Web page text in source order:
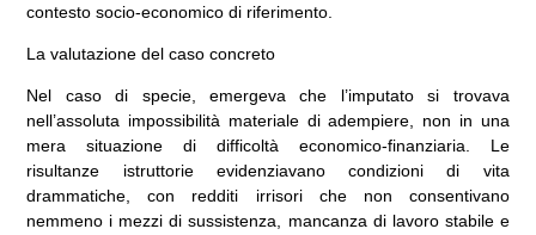
contesto socio-economico di riferimento.
La valutazione del caso concreto
Nel caso di specie, emergeva che l’imputato si trovava
nell’assoluta impossibilità materiale di adempiere, non in una
mera situazione di difficoltà economico-finanziaria. Le
risultanze istruttorie evidenziavano condizioni di vita
drammatiche, con redditi irrisori che non consentivano
nemmeno i mezzi di sussistenza, mancanza di lavoro stabile e